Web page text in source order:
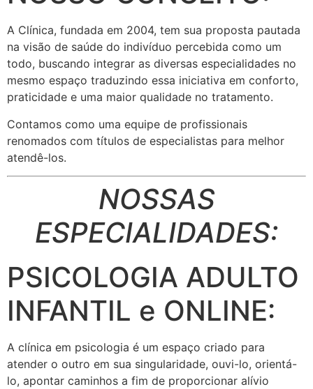
A Clínica, fundada em 2004, tem sua proposta pautada
na visão de saúde do indivíduo percebida como um
todo, buscando integrar as diversas especialidades no
mesmo espaço traduzindo essa iniciativa em conforto,
praticidade e uma maior qualidade no tratamento.
Contamos como uma equipe de profissionais
renomados com títulos de especialistas para melhor
atendê-los.
NOSSAS
ESPECIALIDADES:
PSICOLOGIA ADULTO
INFANTIL e ONLINE:
A clínica em psicologia é um espaço criado para
atender o outro em sua singularidade, ouvi-lo, orientá-
lo, apontar caminhos a fim de proporcionar alívio